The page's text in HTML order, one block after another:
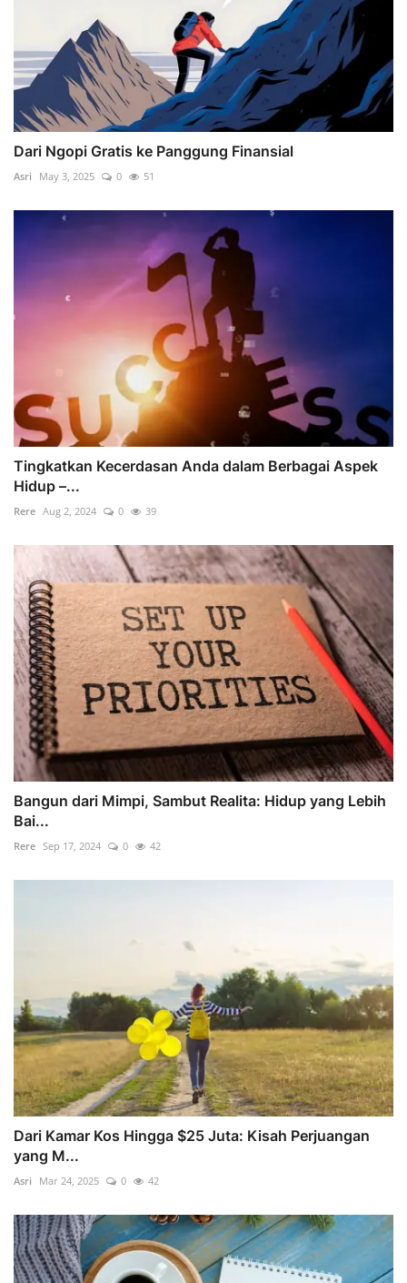
Dari Ngopi Gratis ke Panggung Finansial
Asri May 3, 2025 0 51
Tingkatkan Kecerdasan Anda dalam Berbagai Aspek
Hidup –...
Rere Aug 2, 2024 0 39
Bangun dari Mimpi, Sambut Realita: Hidup yang Lebih
Bai...
Rere Sep 17, 2024 0 42
Dari Kamar Kos Hingga $25 Juta: Kisah Perjuangan
yang M...
Asri Mar 24, 2025 0 42